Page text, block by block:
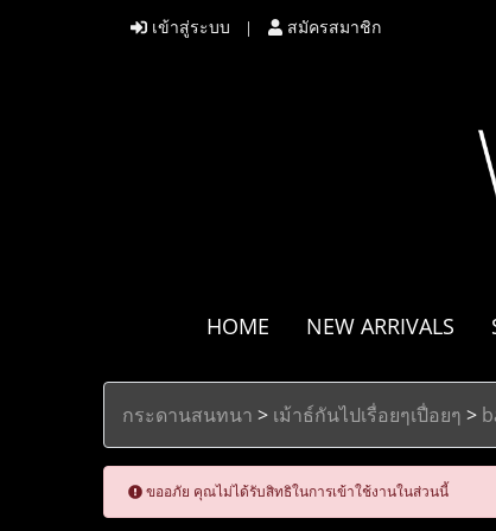
เข้าสู่ระบบ สมัครสมาชิก
HOME NEW ARRIVALS
กระดานสนทนา > เม้าธ์กันไปเรื่อยๆเปื่อยๆ >
ขออภัย คุณไม่ได้รับสิทธิในการเข้าใช้งานในส่วนนี้